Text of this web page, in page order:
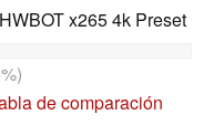
x265 4k Preset
de comparación